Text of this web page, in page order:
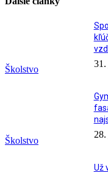
Školstvo
31.
Školstvo
Už